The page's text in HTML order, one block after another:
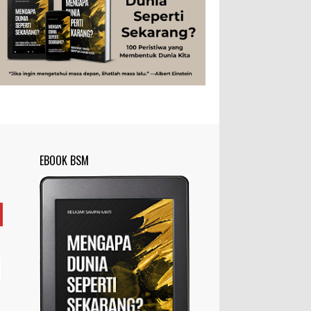
Studi
Teknologi Tips
Tokoh
Tubuh Manusia
Umum
Rahasia Togel yang Tidak Dipahami
Pemain Togel
Ilustrasi/zdnet.com Ini adalah catatan
penutup untuk dua catatan saya
adalah istilah yang digunakan untuk
menyebut zat-zat yang tidak diinginkan,
yang terdapat dalam suatu...
Apa yang Disebut Badan Golgi?
Ilustrasi/utakatikotak.com Badan Golgi
(disebut pula aparatus Golgi, kompleks
Golgi, atau diktiosom) adalah organel
yang dikaitkan denga...
Apakah UFO Benar-benar Ada?
EBOOK BSM